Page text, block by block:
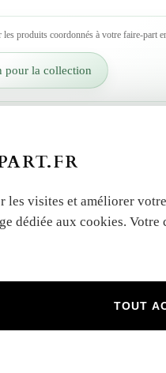
produits coordonnés à votre faire-part
pour la collection
dans la
visites et améliorer
dédiée aux cookies. Votre
TOUT